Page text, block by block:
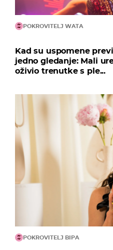
POKROVITELJ WATA
Kad su uspomene
jedno gledanje: Mali
oživio trenutke s ple...
POKROVITELJ BIPA